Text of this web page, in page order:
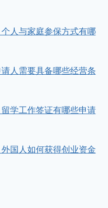
人与家庭参保方式有哪
人需要具备哪些经营条
学工作签证有哪些申请
国人如何获得创业资金